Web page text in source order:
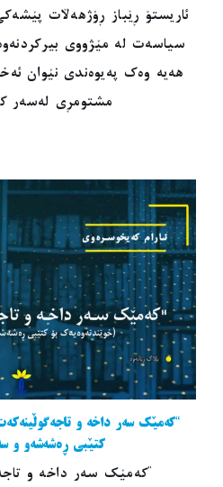
ئاریستۆ ڕێباز ڕۆژهەڵات
سیاسەت لە مێژووی
هەیە وەک پەیوەندی نێوان
مشتومڕی لەسەر
“کەمێک سەر داخە و
کتێبی ڕەشەشەو و
"کەمێک سەر داخە و